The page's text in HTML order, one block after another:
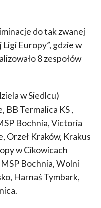
do tak zwanej
Europy”, gdzie w
8 zespołów
w Siedlcu)
BB Termalica KS ,
Bochnia, Victoria
Orzeł Kraków, Krakus
w Cikowicach
Bochnia, Wolni
Harnaś Tymbark,